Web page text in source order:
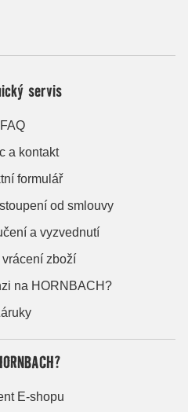
servis
FAQ
a kontakt
formulář
od smlouvy
a vyzvednutí
vrácení zboží
na HORNBACH?
E-shopu